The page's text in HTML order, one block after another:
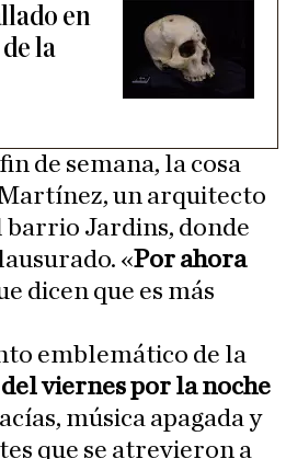
en
la
de semana, la cosa
un arquitecto
barrio Jardins, donde
«Por ahora
dicen que es más
emblemático de la
viernes por la noche
música apagada y
que se atrevieron a